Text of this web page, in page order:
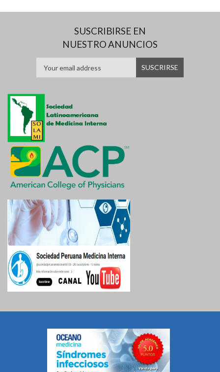
SUSCRIBIRSE EN
NUESTRO ANUNCIOS